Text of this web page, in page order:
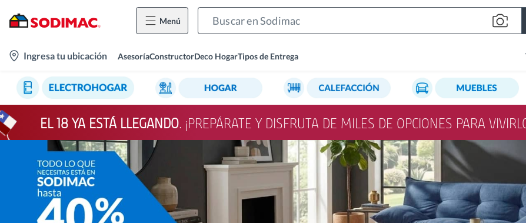
Menú
location-
Ingresa tu ubicación AsesoríaConstructorDeco HogarTipos de Entrega
EL 18 YA ESTÁ LLEGANDO. ¡PREPÁRATE Y DISFRUTA DE MILES DE OPCIONES PARA